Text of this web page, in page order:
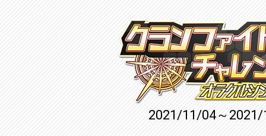
2021/11/04～